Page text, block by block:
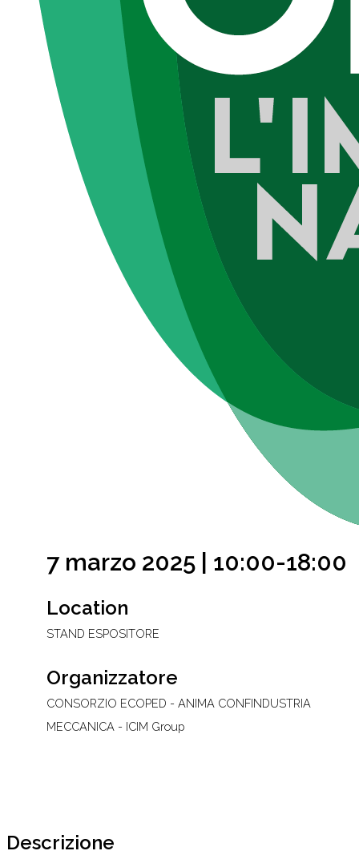
7 marzo 2025 | 10:00-18:00
Location
STAND ESPOSITORE
Organizzatore
CONSORZIO ECOPED - ANIMA CONFINDUSTRIA
MECCANICA - ICIM Group
Descrizione